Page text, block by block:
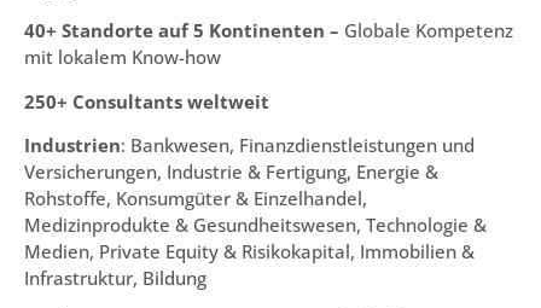
40+ Standorte auf 5 Kontinenten – Globale Kompetenz
mit lokalem Know-how
250+ Consultants weltweit
Industrien: Bankwesen, Finanzdienstleistungen und
Versicherungen, Industrie & Fertigung, Energie &
Rohstoffe, Konsumgüter & Einzelhandel,
Medizinprodukte & Gesundheitswesen, Technologie &
Medien, Private Equity & Risikokapital, Immobilien &
Infrastruktur, Bildung